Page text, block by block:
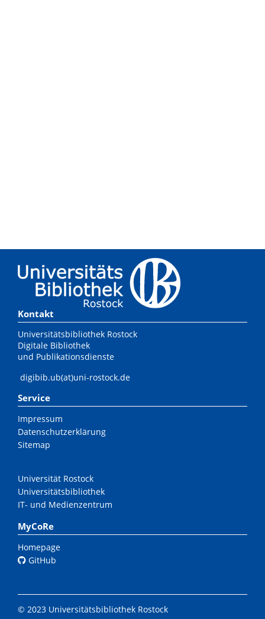
Kontakt
Universitätsbibliothek Rostock
Digitale Bibliothek
und Publikationsdienste
digibib.ub(at)uni-rostock.de
Service
Impressum
Datenschutzerklärung
Sitemap
Universität Rostock
Universitätsbibliothek
IT- und Medienzentrum
MyCoRe
Homepage
GitHub
© 2023 Universitätsbibliothek Rostock